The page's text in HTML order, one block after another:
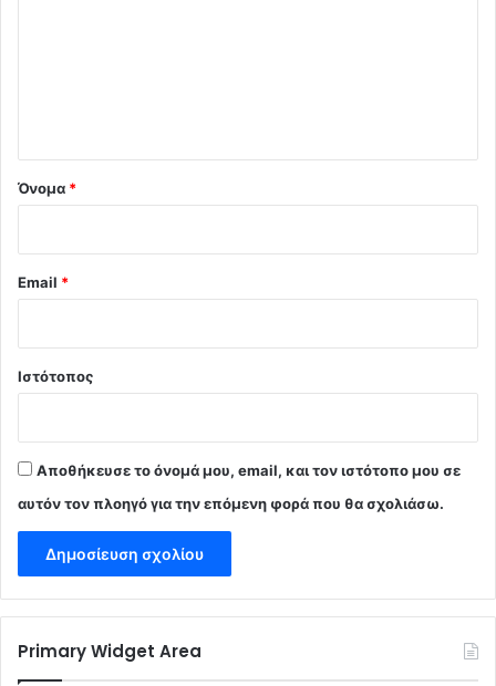
Όνομα *
Email *
Ιστότοπος
Αποθήκευσε το όνομά μου, email, και τον ιστότοπο μου σε
αυτόν τον πλοηγό για την επόμενη φορά που θα σχολιάσω.
Primary Widget Area